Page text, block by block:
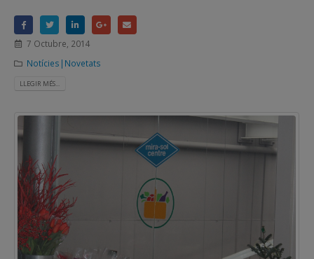
7 Octubre, 2014
Notícies|Novetats
LLEGIR MÉS...